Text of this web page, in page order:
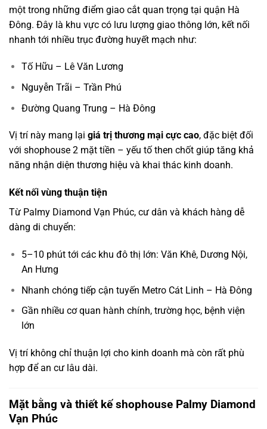
một trong những điểm giao cắt quan trọng tại quận Hà
Đông. Đây là khu vực có lưu lượng giao thông lớn, kết nối
nhanh tới nhiều trục đường huyết mạch như:
Tố Hữu – Lê Văn Lương
Nguyễn Trãi – Trần Phú
Đường Quang Trung – Hà Đông
Vị trí này mang lại giá trị thương mại cực cao, đặc biệt đối
với shophouse 2 mặt tiền – yếu tố then chốt giúp tăng khả
năng nhận diện thương hiệu và khai thác kinh doanh.
Kết nối vùng thuận tiện
Từ Palmy Diamond Vạn Phúc, cư dân và khách hàng dễ
dàng di chuyển:
5–10 phút tới các khu đô thị lớn: Văn Khê, Dương Nội,
An Hưng
Nhanh chóng tiếp cận tuyến Metro Cát Linh – Hà Đông
Gần nhiều cơ quan hành chính, trường học, bệnh viện
lớn
Vị trí không chỉ thuận lợi cho kinh doanh mà còn rất phù
hợp để an cư lâu dài.
Mặt bằng và thiết kế shophouse Palmy Diamond
Vạn Phúc